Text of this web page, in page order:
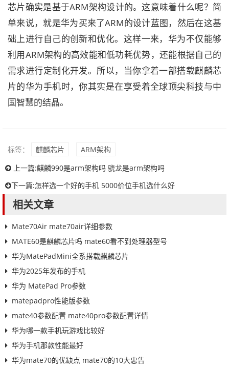
芯片确实是基于ARM架构设计的。这意味着什么呢？简
单来说，就是华为买来了ARM的设计蓝图，然后在这基
础上进行自己的创新和优化。这样一来，华为不仅能够
利用ARM架构的高效能和低功耗优势，还能根据自己的
需求进行定制化开发。所以，当你拿着一部搭载麒麟芯
片的华为手机时，你其实是在享受着全球顶尖科技与中
国智慧的结晶。
标签： 麒麟芯片
ARM架构
上一篇:麒麟990是arm架构吗 骁龙是arm架构吗
下一篇:怎样选一个好的手机 5000价位手机选什么好
相关文章
Mate70Air mate70air详细参数
MATE60是麒麟芯片吗 mate60看不到处理器型号
华为MatePadMini全系搭载麒麟芯片
华为2025年发布的手机
华为 MatePad Pro参数
matepadpro性能版参数
mate40参数配置 mate40pro参数配置详情
华为哪一款手机玩游戏比较好
华为手机那款性能最好
华为mate70的优缺点 mate70的10大忠告